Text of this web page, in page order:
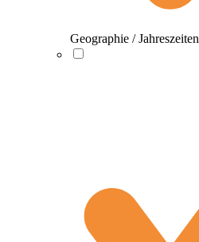
Geographie / Jahreszeiten